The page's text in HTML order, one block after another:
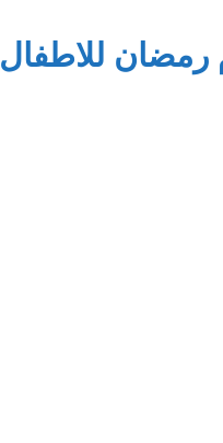
للاطفال